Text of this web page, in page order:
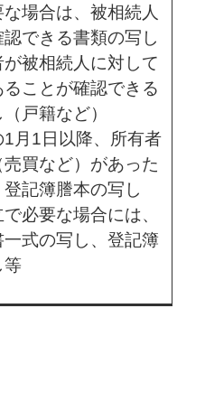
場合は、被相続人
できる書類の写し
が被相続人に対して
ことが確認できる
戸籍など）
月1日以降、所有者
買など）があった
記簿謄本の写し
必要な場合には、
式の写し、登記簿
等